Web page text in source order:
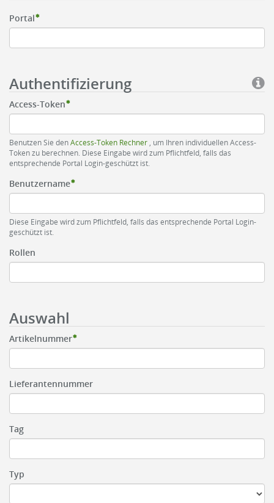
Portal
Authentifizierung
Access-Token
Benutzen Sie denAccess-Token Rechner
, um Ihren individuellen Access-
Token zu berechnen. Diese Eingabe wird zum Pflichtfeld, falls das
entsprechende Portal Login-geschützt ist.
Benutzername
Diese Eingabe wird zum Pflichtfeld, falls das entsprechende Portal Login-
geschützt ist.
Rollen
Auswahl
Artikelnummer
Lieferantennummer
Tag
Typ